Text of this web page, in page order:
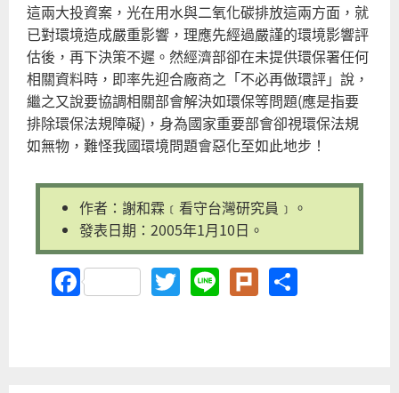
這兩大投資案，光在用水與二氧化碳排放這兩方面，就
已對環境造成嚴重影響，理應先經過嚴謹的環境影響評
估後，再下決策不遲。然經濟部卻在未提供環保署任何
相關資料時，即率先迎合廠商之「不必再做環評」說，
繼之又說要協調相關部會解決如環保等問題(應是指要
排除環保法規障礙)，身為國家重要部會卻視環保法規
如無物，難怪我國環境問題會惡化至如此地步！
作者：謝和霖﹝看守台灣研究員﹞。
發表日期：2005年1月10日。
FacebookTwitter
LinePlurk